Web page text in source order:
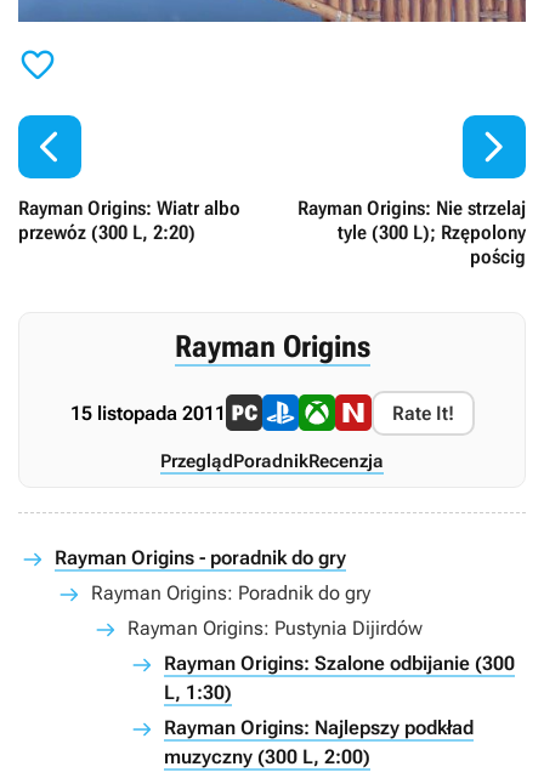


Rayman Origins: Wiatr albo
przewóz (300 L, 2:20)
Rayman Origins: Nie strzelaj
tyle (300 L); Rzępolony
pościg

Rayman Origins
15 listopada 2011 Rate It!
PrzeglądPoradnikRecenzja
Rayman Origins - poradnik do gry
Rayman Origins: Poradnik do gry
Rayman Origins: Pustynia Dijirdów
Rayman Origins: Szalone odbijanie (300
L, 1:30)
Rayman Origins: Najlepszy podkład
muzyczny (300 L, 2:00)